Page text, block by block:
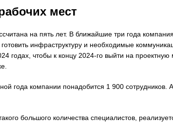
мест
на пять лет. В ближайшие три года
инфраструктуру и необходимые
годах, чтобы к концу 2024-го выйти на
года компании понадобится 1 900 сотрудников.
большого количества специалистов,